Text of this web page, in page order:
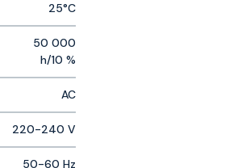
25°C
50 000
h/10 %
AC
220-240 V
50-60 Hz